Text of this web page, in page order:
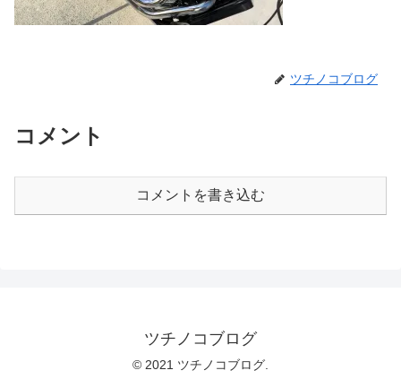
ツチノコブログ
コメント
コメントを書き込む
ツチノコブログ
© 2021 ツチノコブログ.